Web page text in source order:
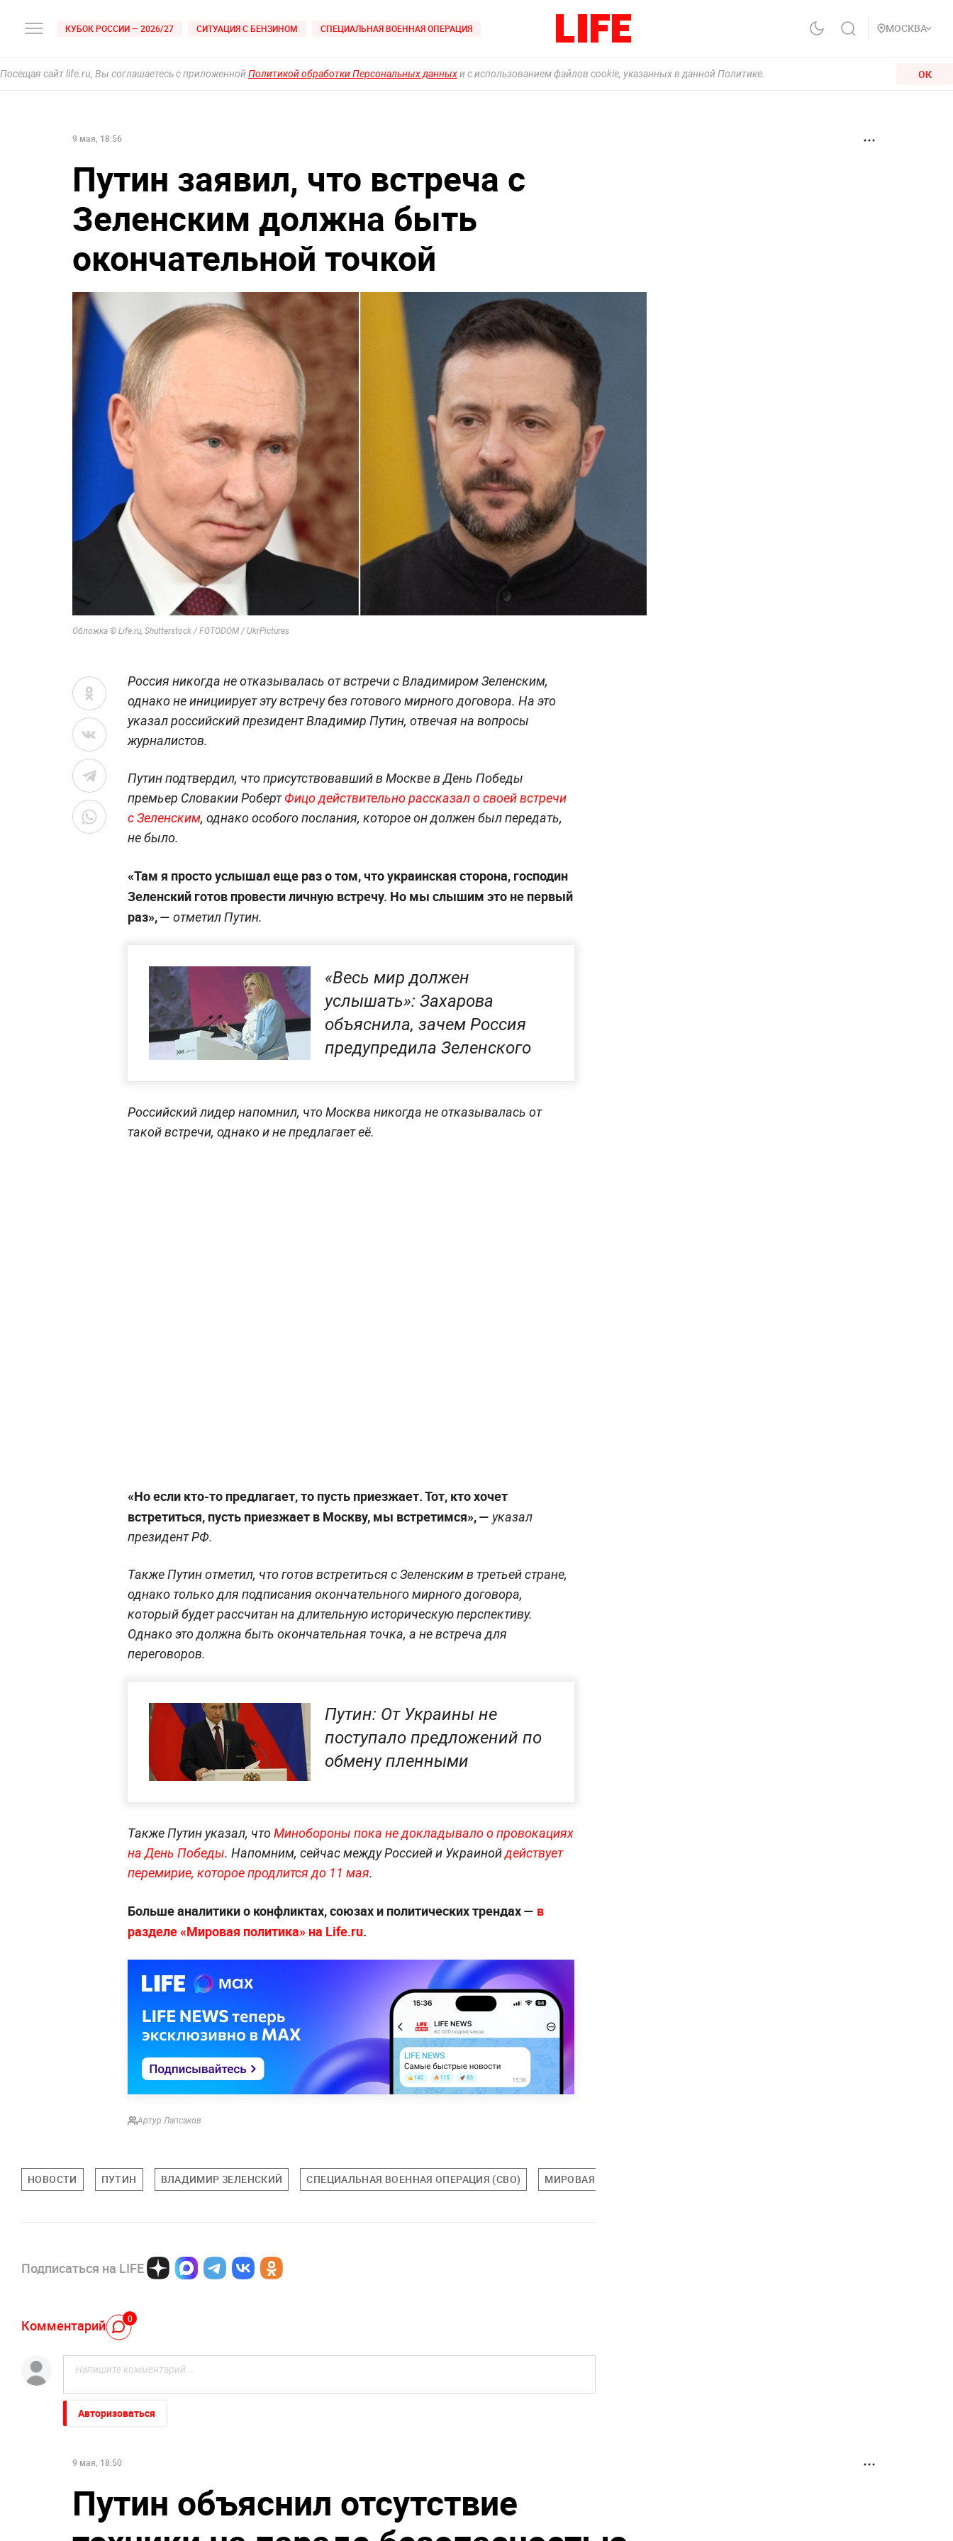
КУБОК РОССИИ — 2026/27 СИТУАЦИЯ С БЕНЗИНОМ СПЕЦИАЛЬНАЯ ВОЕННАЯ ОПЕРАЦИЯ МОСКВА
Посещая сайт life.ru, Вы соглашаетесь с приложеннойПолитикой обработки Персональных данныхи с использованием файлов cookie, указанных в данной Политике. ОК
9 мая, 18:56
Путин заявил, что встреча с
Зеленским должна быть
окончательной точкой
Обложка © Life.ru, Shutterstock / FOTODOM / UkrPictures
Россия никогда не отказывалась от встречи с Владимиром Зеленским,
однако не инициирует эту встречу без готового мирного договора. На это
указал российский президент Владимир Путин, отвечая на вопросы
журналистов.
Путин подтвердил, что присутствовавший в Москве в День Победы
премьер Словакии РобертФицо действительно рассказал о своей встречи
с Зеленским, однако особого послания, которое он должен был передать,
не было.
«Там я просто услышал еще раз о том, что украинская сторона, господин
Зеленский готов провести личную встречу. Но мы слышим это не первый
раз», — отметил Путин.
«Весь мир должен
услышать»: Захарова
объяснила, зачем Россия
предупредила Зеленского
Российский лидер напомнил, что Москва никогда не отказывалась от
такой встречи, однако и не предлагает её.
«Но если кто-то предлагает, то пусть приезжает. Тот, кто хочет
встретиться, пусть приезжает в Москву, мы встретимся», — указал
президент РФ.
Также Путин отметил, что готов встретиться с Зеленским в третьей стране,
однако только для подписания окончательного мирного договора,
который будет рассчитан на длительную историческую перспективу.
Однако это должна быть окончательная точка, а не встреча для
переговоров.
Путин: От Украины не
поступало предложений по
обмену пленными
Также Путин указал, чтоМинобороны пока не докладывало о провокациях
на День Победы. Напомним, сейчас между Россией и Украинойдействует
перемирие, которое продлится до 11 мая.
Больше аналитики о конфликтах, союзах и политических трендах — в
разделе «Мировая политика» на Life.ru.
Артур Лапсаков
НОВОСТИ ПУТИН ВЛАДИМИР ЗЕЛЕНСКИЙ СПЕЦИАЛЬНАЯ ВОЕННАЯ ОПЕРАЦИЯ (СВО) МИРОВАЯ ПОЛИТИКА
Подписаться на LIFE
Комментарий 0
Авторизоваться
9 мая, 18:50
Путин объяснил отсутствие